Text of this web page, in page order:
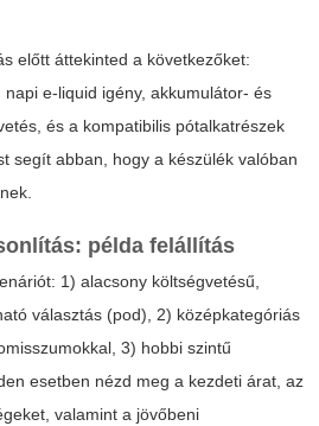
előtt áttekinted a következőket:
e-liquid igény, akkumulátor- és
és a kompatibilis pótalkatrészek
segít abban, hogy a készülék valóban
példa felállítás
1) alacsony költségvetésű,
választás (pod), 2) középkategóriás
3) hobbi szintű
esetben nézd meg a kezdeti árat, az
valamint a jövőbeni